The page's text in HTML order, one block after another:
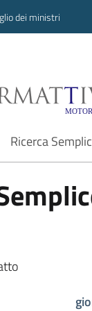
dei ministri
Ricerca